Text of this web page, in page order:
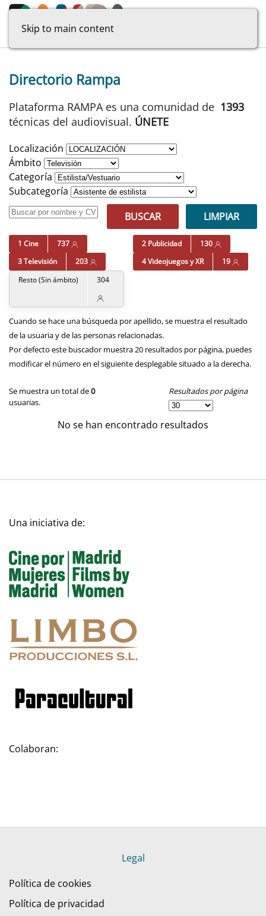
Skip to main content
Directorio Rampa
Plataforma RAMPA es una comunidad de 1393
técnicas del audiovisual. ÚNETE
Localización
Ámbito
Categoría
Subcategoría
BUSCAR
LIMPIAR
1 Cine 737 2 Publicidad
130
3 Televisión
203 4 Videojuegos y XR
19
Resto (Sin ámbito)
304
Cuando se hace una búsqueda por apellido, se muestra el resultado
de la usuaria y de las personas relacionadas.
Por defecto este buscador muestra 20 resultados por página, puedes
modificar el número en el siguiente desplegable situado a la derecha.
Se muestra un total de0
usuarias.
Resultados por página
No se han encontrado resultados
Una iniciativa de:
Colaboran:
Legal
Política de cookies
Política de privacidad